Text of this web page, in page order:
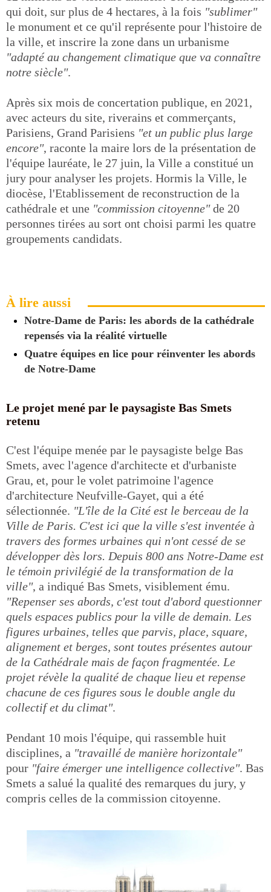
qui doit, sur plus de 4 hectares, à la fois "sublimer"
le monument et ce qu'il représente pour l'histoire de
la ville, et inscrire la zone dans un urbanisme
"adapté au changement climatique que va connaître
notre siècle".
Après six mois de concertation publique, en 2021,
avec acteurs du site, riverains et commerçants,
Parisiens, Grand Parisiens "et un public plus large
encore", raconte la maire lors de la présentation de
l'équipe lauréate, le 27 juin, la Ville a constitué un
jury pour analyser les projets. Hormis la Ville, le
diocèse, l'Etablissement de reconstruction de la
cathédrale et une "commission citoyenne"de 20
personnes tirées au sort ont choisi parmi les quatre
groupements candidats.
À lire aussi
Notre-Dame de Paris: les abords de la cathédrale
repensés via la réalité virtuelle
Quatre équipes en lice pour réinventer les abords
de Notre-Dame
Le projet mené par le paysagiste Bas Smets
retenu
C'est l'équipe menée par le paysagiste belge Bas
Smets, avec l'agence d'architecte et d'urbaniste
Grau, et, pour le volet patrimoine l'agence
d'architecture Neufville-Gayet, qui a été
sélectionnée. "L'île de la Cité est le berceau de la
Ville de Paris. C'est ici que la ville s'est inventée à
travers des formes urbaines qui n'ont cessé de se
développer dès lors. Depuis 800 ans Notre-Dame est
le témoin privilégié de la transformation de la
ville", a indiqué Bas Smets, visiblement ému.
"Repenser ses abords, c'est tout d'abord questionner
quels espaces publics pour la ville de demain. Les
figures urbaines, telles que parvis, place, square,
alignement et berges, sont toutes présentes autour
de la Cathédrale mais de façon fragmentée. Le
projet révèle la qualité de chaque lieu et repense
chacune de ces figures sous le double angle du
collectif et du climat".
Pendant 10 mois l'équipe, qui rassemble huit
disciplines, a "travaillé de manière horizontale"
pour "faire émerger une intelligence collective". Bas
Smets a salué la qualité des remarques du jury, y
compris celles de la commission citoyenne.